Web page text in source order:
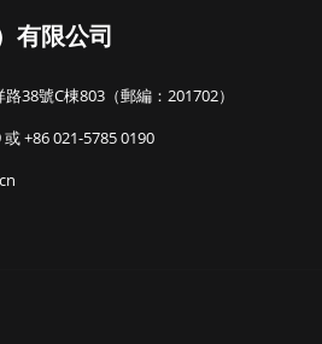
有限公司
38號C棟803（郵編：201702）
+86 021-5785 0190